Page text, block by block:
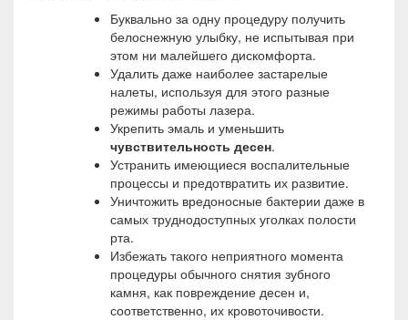
Буквально за одну процедуру получить
белоснежную улыбку, не испытывая при
этом ни малейшего дискомфорта.
Удалить даже наиболее застарелые
налеты, используя для этого разные
режимы работы лазера.
Укрепить эмаль и уменьшить
чувствительность десен.
Устранить имеющиеся воспалительные
процессы и предотвратить их развитие.
Уничтожить вредоносные бактерии даже в
самых труднодоступных уголках полости
рта.
Избежать такого неприятного момента
процедуры обычного снятия зубного
камня, как повреждение десен и,
соответственно, их кровоточивости.